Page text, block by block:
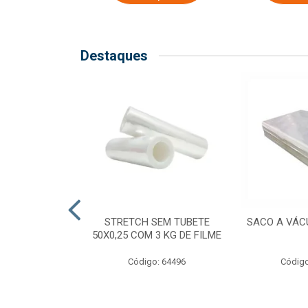
Destaques
STRETCH SEM TUBETE
50X0,25 COM 3 KG DE FILME
Código: 64496
SACO A